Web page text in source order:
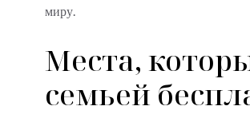
Места,
семьей